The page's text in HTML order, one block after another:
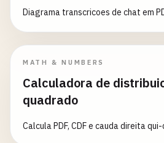
Diagrama transcricoes de chat em
MATH & NUMBERS
Calculadora de
quadrado
Calcula PDF, CDF e cauda direita